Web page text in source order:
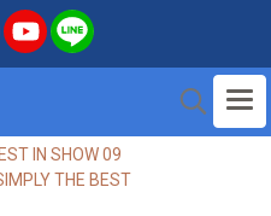
IN SHOW 09
THE BEST